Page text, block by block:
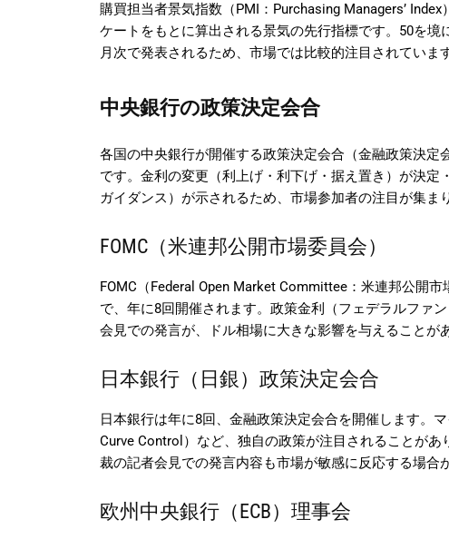
購買担当者景気指数（PMI：Purchasing Managers’
ケートをもとに算出される景気の先行指標です。50を境
月次で発表されるため、市場では比較的注目されています
中央銀行の政策決定会合
各国の中央銀行が開催する政策決定会合（金融政策決定
です。金利の変更（利上げ・利下げ・据え置き）が決
ガイダンス）が示されるため、市場参加者の注目が集ま
FOMC（米連邦公開市場委員会）
FOMC（Federal Open Market Committee：米連邦公開
で、年に8回開催されます。政策金利（フェデラルファ
会見での発言が、ドル相場に大きな影響を与えることが
日本銀行（日銀）政策決定会合
日本銀行は年に8回、金融政策決定会合を開催します。
Curve Control）など、独自の政策が注目されることが
裁の記者会見での発言内容も市場が敏感に反応する場合
欧州中央銀行（ECB）理事会